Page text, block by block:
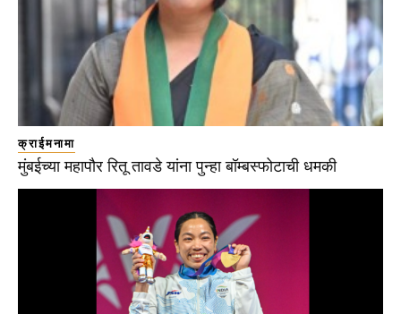
क्राईमनामा
मुंबईच्या महापौर रितू तावडे यांना पुन्हा बॉम्बस्फोटाची धमकी